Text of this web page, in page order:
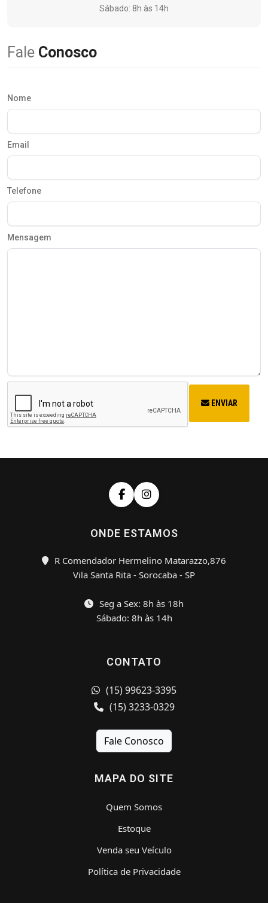
Sábado: 8h às 14h
Fale Conosco
Nome
Email
Telefone
Mensagem
ENVIAR
ONDE ESTAMOS
R Comendador Hermelino Matarazzo,876
Vila Santa Rita - Sorocaba - SP
Seg a Sex: 8h às 18h
Sábado: 8h às 14h
CONTATO
(15) 99623-3395
(15) 3233-0329
Fale Conosco
MAPA DO SITE
Quem Somos
Estoque
Venda seu Veículo
Política de Privacidade